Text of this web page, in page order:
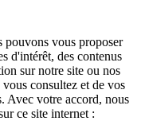
pouvons vous proposer
d'intérêt, des contenus
sur notre site ou nos
consultez et de vos
Avec votre accord, nous
ce site internet :